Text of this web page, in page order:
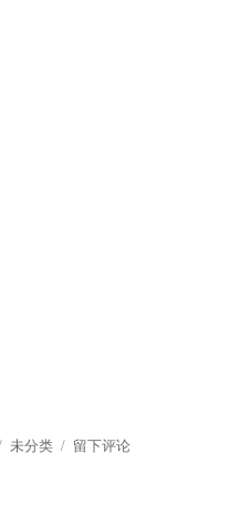
分
未分类
于
留下评论